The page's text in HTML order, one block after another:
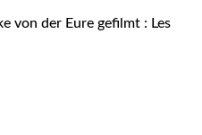
von der Eure gefilmt : Les